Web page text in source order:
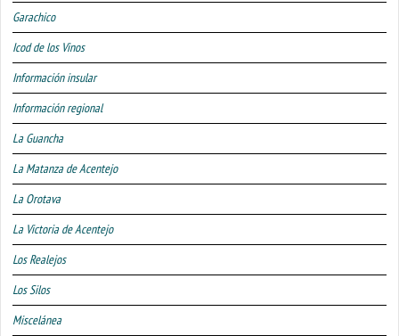
Garachico
Icod de los Vinos
Información insular
Información regional
La Guancha
La Matanza de Acentejo
La Orotava
La Victoria de Acentejo
Los Realejos
Los Silos
Miscelánea